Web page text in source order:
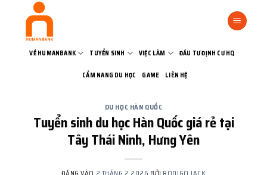
VỀ HUMANBANK TUYỂN SINH VIỆC LÀM ĐẦU TƯ ĐỊNH CƯ HQ
CẨM NANG DU HỌC GAME LIÊN HỆ
DU HỌC HÀN QUỐC
Tuyển sinh du học Hàn Quốc giá rẻ tại
Tây Thái Ninh, Hưng Yên